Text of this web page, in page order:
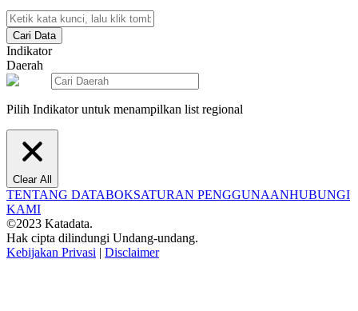
Cari Data
Indikator
Daerah
Pilih Indikator untuk menampilkan list regional
Clear All
TENTANG DATABOKSATURAN PENGGUNAANHUBUNGI
KAMI
©2023 Katadata.
Hak cipta dilindungi Undang-undang.
Kebijakan Privasi | Disclaimer